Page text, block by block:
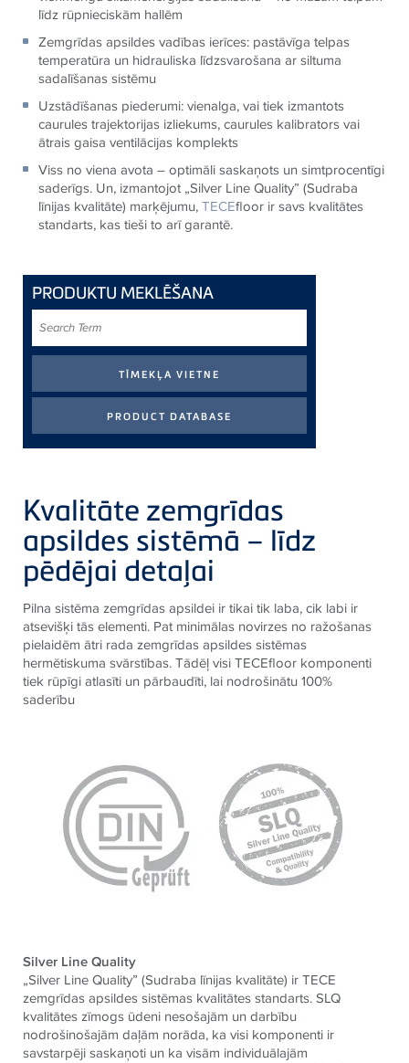
līdz rūpnieciskām hallēm
Zemgrīdas apsildes vadības ierīces: pastāvīga telpas
temperatūra un hidrauliska līdzsvarošana ar siltuma
sadalīšanas sistēmu
Uzstādīšanas piederumi: vienalga, vai tiek izmantots
caurules trajektorijas izliekums, caurules kalibrators vai
ātrais gaisa ventilācijas komplekts
Viss no viena avota – optimāli saskaņots un simtprocentīgi
saderīgs. Un, izmantojot „Silver Line Quality” (Sudraba
līnijas kvalitāte) marķējumu,TECEfloor ir savs kvalitātes
standarts, kas tieši to arī garantē.
PRODUKTU MEKLĒŠANA
Term
Kvalitāte zemgrīdas
apsildes sistēmā – līdz
pēdējai detaļai
Pilna sistēma zemgrīdas apsildei ir tikai tik laba, cik labi ir
atsevišķi tās elementi. Pat minimālas novirzes no ražošanas
pielaidēm ātri rada zemgrīdas apsildes sistēmas
hermētiskuma svārstības. Tādēļ visi TECEfloor komponenti
tiek rūpīgi atlasīti un pārbaudīti, lai nodrošinātu 100%
saderību
Silver Line Quality
„Silver Line Quality” (Sudraba līnijas kvalitāte) ir TECE
zemgrīdas apsildes sistēmas kvalitātes standarts. SLQ
kvalitātes zīmogs ūdeni nesošajām un darbību
nodrošinošajām daļām norāda, ka visi komponenti ir
savstarpēji saskaņoti un ka visām individuālajām